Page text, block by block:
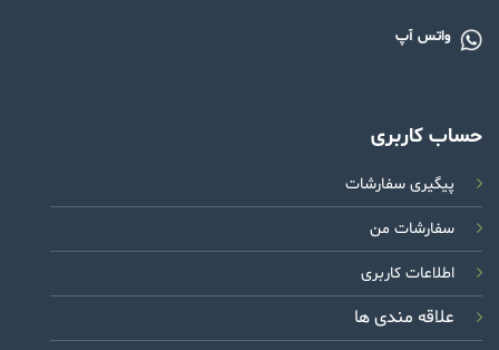
واتس آپ
حساب کاربری
پیگیری سفارشات
سفارشات من
اطلاعات کاربری
علاقه مندی ها